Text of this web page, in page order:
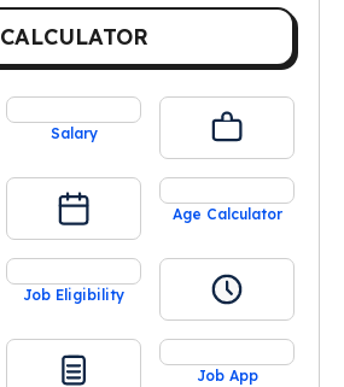
CALCULATOR
Salary
Age Calculator
Job Eligibility
Job App